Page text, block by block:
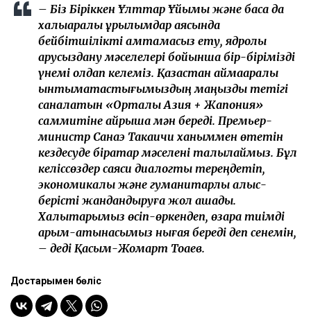
– Біз Біріккен Ұлттар Ұйымы және басқа да
халықаралық құрылымдар аясында
бейбітшілікті қамтамасыз ету, ядролық
қарусыздану мәселелері бойынша бір-бірімізді
үнемі қолдап келеміз. Қазақстан аймақаралық
ынтымақтастығымыздың маңызды тетігі
саналатын «Орталық Азия + Жапония»
саммитіне айрықша мән береді. Премьер-
министр Санаэ Такаичи ханыммен өтетін
кездесуде бірқатар мәселені талқылаймыз. Бұл
келіссөздер саяси диалогты тереңдетіп,
экономикалық және гуманитарлық алыс-
берісті жандандыруға жол ашады.
Халықтарымыз өсіп-өркендеп, өзара тиімді
қарым-қатынасымыз нығая береді деп сенемін,
– деді Қасым-Жомарт Тоқаев.
Достарыңмен бөліс